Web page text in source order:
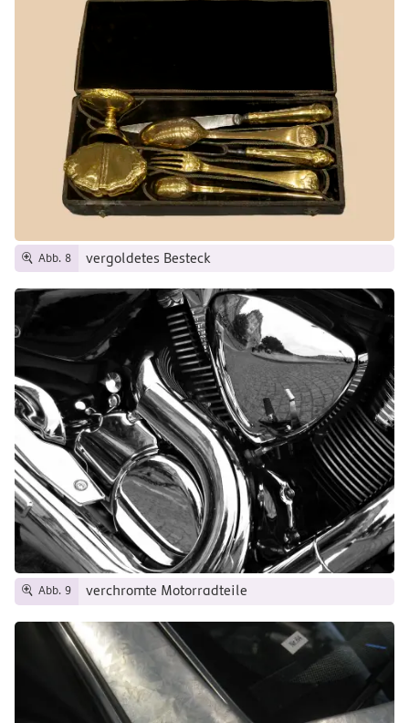
Abb. 8 vergoldetes Besteck
Abb. 9 verchromte Motorradteile